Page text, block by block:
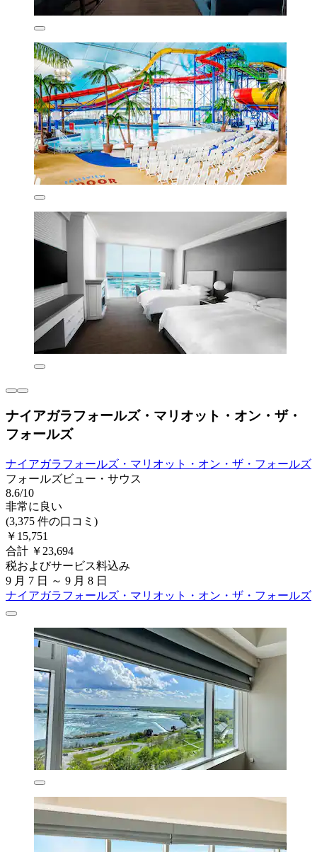
ナイアガラフォールズ・マリオット・オン・ザ・
フォールズ
ナイアガラフォールズ・マリオット・オン・ザ・フォールズ
フォールズビュー・サウス
8.6/10
非常に良い
(3,375 件の口コミ)
￥15,751
合計 ￥23,694
税およびサービス料込み
9 月 7 日 ～ 9 月 8 日
ナイアガラフォールズ・マリオット・オン・ザ・フォールズ